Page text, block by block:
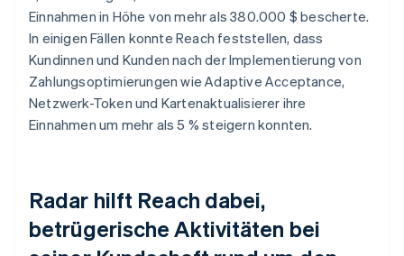
Einnahmen in Höhe von mehr als 380.000 $ bescherte.
In einigen Fällen konnte Reach feststellen, dass
Kundinnen und Kunden nach der Implementierung von
Zahlungsoptimierungen wie Adaptive Acceptance,
Netzwerk-Token und Kartenaktualisierer ihre
Einnahmen um mehr als 5 % steigern konnten.
Radar hilft Reach dabei,
betrügerische Aktivitäten bei